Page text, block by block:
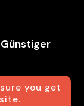
you get